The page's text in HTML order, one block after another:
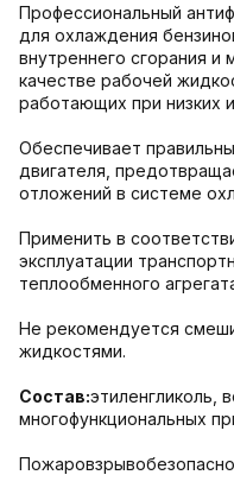
Профессиональный
для охлаждения
внутреннего сгорания и
качестве рабочей
работающих при низких
Обеспечивает
двигателя,
отложений в системе
Применить в
эксплуатации
теплообменного
Не рекомендуется
жидкостями.
Состав:этиленгликоль,
многофункциональных